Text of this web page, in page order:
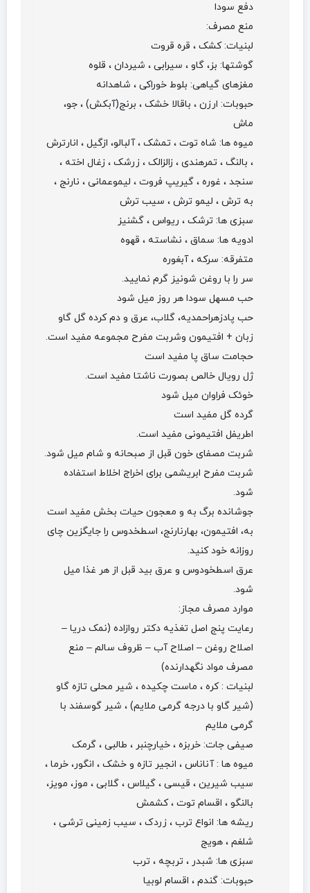
دفع سودا
منع مصرف:
لبنیات: کشک ، قره قروت
گوشتها: بز، گاو ، سیرابی ، شیردان ، قلوه
مغزهای گیاهی: بلوط خوراکی ، شاهدانه
حبوبات: ارزن ، باقالا خشک ، برنج(آبکش) ، جو،
ماش
میوه ها: شاه توت ، تمشک ، آلبالو، ازگیل ، انارترش
، بالنگ ، تمرهندی ، زالزالک ، زرشک ، زغال اخته ،
سنجد ، غوره ، گیریپ فروت ، لیموعمانی ، نارنج ،
به ترش ، لیمو ترش ، سیب ترش
سبزی ها: ترشک ، ریواس ، گشنیز
ادویه ها: سماق ، نشاسته ، قهوه
متفرقه: سرکه ، آبغوره
سر را با روغن شونیز گرم نمایید.
حب مسهل سودا هر روز میل شود
حب پادزهراحمدیه، گلاب، عرق و دم کرده گل گاو
زبان + افتیمون وشربت مفرح مجموعه مفید است.
حجامت ساق پا مفید است
ژل رویال خالص بصورت ناشتا مفید است.
خوئک فراوان میل شود
گرده گل مفید است
اطریفل افتیمونی مفید است.
شربت مصفای خون قبل از صبحانه و شام میل شود.
شربت مفرح ابریشمی برای اخراج اخلاط استفاده
شود.
جوشانده برگ به و معجون حیات بخش مفید است
به، افتیمون، بهارنارنج، اسطخدوس را جایگزین چای
روزانه خود کنید.
عرق اسطخودوس و عرق بید قبل از هر غذا میل
شود.
موارد مصرف مجاز:
رعایت پنج اصل تغذیه دکتر روازاده (نمک دریا –
اصلاح روغن – اصلاح آب – ظروف سالم – منع
مصرف مواد نگهدارنده)
لبنیات : کره ، ماست چکیده ، شیر محلی تازه گاو
(شیر گاو با درجه گرمی ملایم) ، شیر گوسفند با
گرمی ملایم
صیفی جات: خربزه ، خیارچنبر ، طالبی ، گرمک
میوه ها : آناناس ، انجیر تازه و خشک ، انگور، خرما ،
سیب شیرین ، قیسی ، گیلاس ، گلابی ، موز، مویز،
بالنگو ، اقسام توت ، کشمش
ریشه ها: انواع ترب ، زردک ، سیب زمینی ترشی ،
شلغم ، هویج
سبزی ها: شبدر ، تربچه ، ترب
حبوبات: گندم ، اقسام لوبیا